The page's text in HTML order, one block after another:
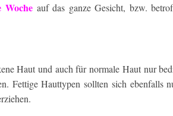
Woche auf das ganze Gesicht, bzw.
Haut und auch für normale Haut nur
Fettige Hauttypen sollten sich ebenfalls